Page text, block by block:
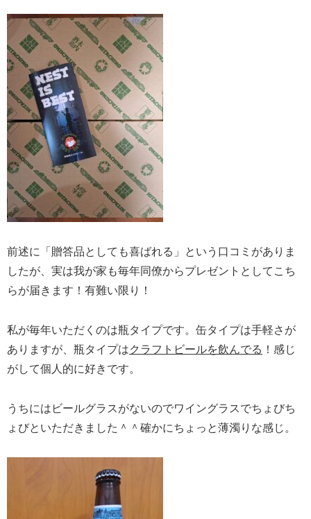
前述に「贈答品としても喜ばれる」という口コミがありま
したが、実は我が家も毎年同僚からプレゼントとしてこち
らが届きます！有難い限り！
私が毎年いただくのは瓶タイプです。缶タイプは手軽さが
ありますが、瓶タイプはクラフトビールを飲んでる ！感じ
がして個人的に好きです。
うちにはビールグラスがないのでワイングラスでちょびち
ょびといただきました＾＾確かにちょっと薄濁りな感じ。